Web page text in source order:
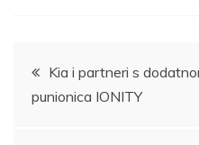
Post
navigation
Kia i partneri s
punionica IONITY